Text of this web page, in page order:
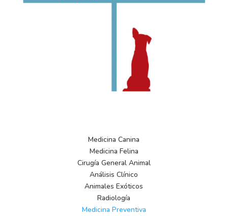
Medicina Canina
Medicina Felina
Cirugía General Animal
Análisis Clínico
Animales Exóticos
Radiología
Medicina Preventiva